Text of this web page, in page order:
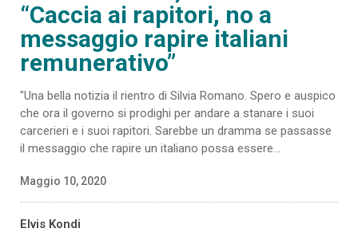
“Caccia ai rapitori, no a
messaggio rapire italiani
remunerativo”
"Una bella notizia il rientro di Silvia Romano. Spero e auspico
che ora il governo si prodighi per andare a stanare i suoi
carcerieri e i suoi rapitori. Sarebbe un dramma se passasse
il messaggio che rapire un italiano possa essere...
Maggio 10, 2020
Elvis Kondi